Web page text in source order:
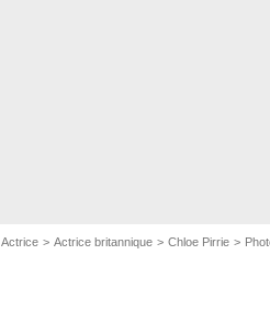
Actrice Actrice britannique Chloe Pirrie